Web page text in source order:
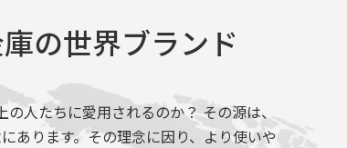
の世界ブランド
人たちに愛用されるのか？ その源は、
あります。その理念に因り、より使いや